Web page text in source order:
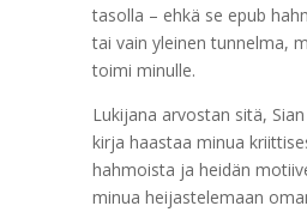
tasolla – ehkä se epub
tai vain yleinen tunnelma,
toimi minulle.
Lukijana arvostan sitä,
kirja haastaa minua
hahmoista ja heidän
minua heijastelemaan